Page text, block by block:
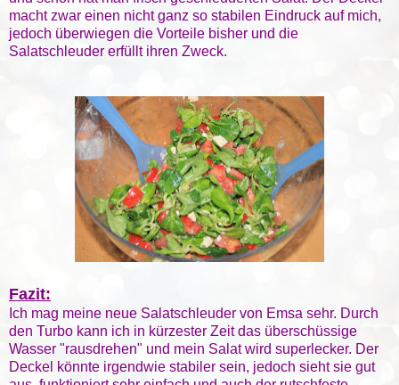
macht zwar einen nicht ganz so stabilen Eindruck auf mich,
jedoch überwiegen die Vorteile bisher und die
Salatschleuder erfüllt ihren Zweck.
Fazit:
Ich mag meine neue Salatschleuder von Emsa sehr. Durch
den Turbo kann ich in kürzester Zeit das überschüssige
Wasser "rausdrehen" und mein Salat wird superlecker. Der
Deckel könnte irgendwie stabiler sein, jedoch sieht sie gut